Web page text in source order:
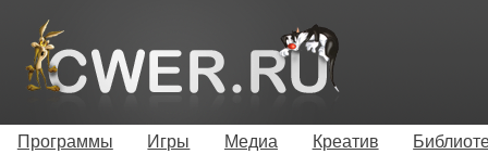
Программы Игры Медиа Креатив